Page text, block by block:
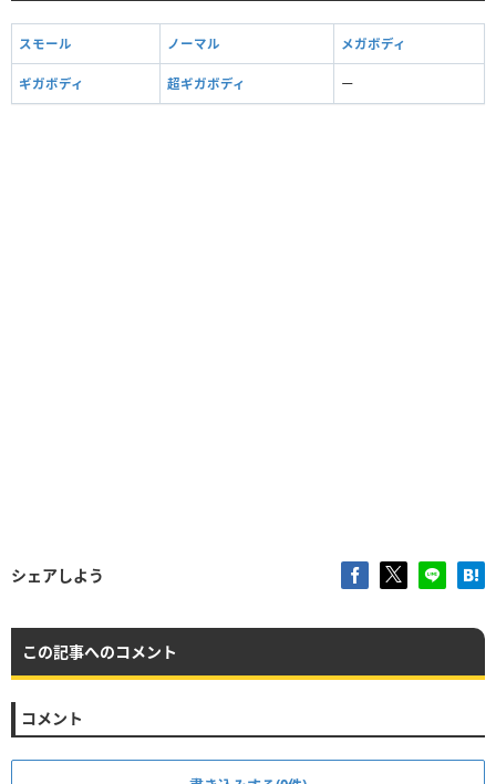
スモール ノーマル メガボディ
ギガボディ 超ギガボディ ー
シェアしよう
この記事へのコメント
コメント